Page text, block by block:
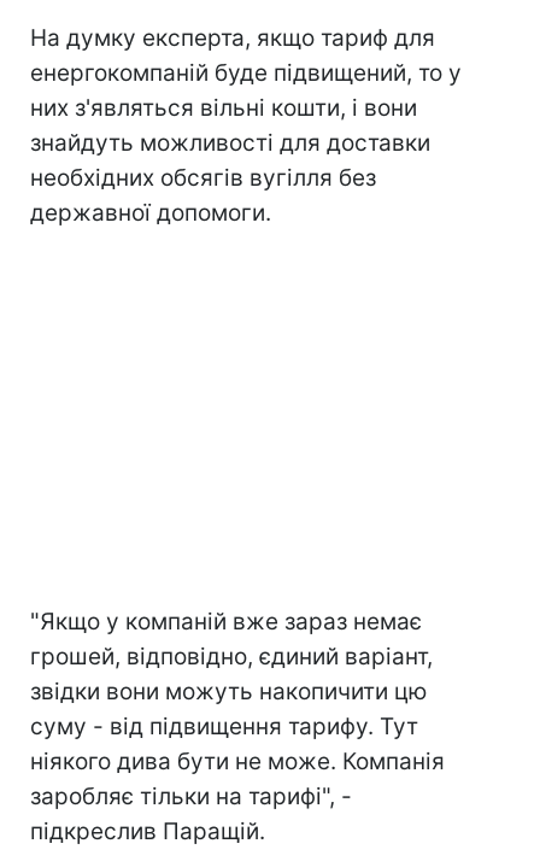
На думку експерта, якщо тариф для
енергокомпаній буде підвищений, то у
них з'являться вільні кошти, і вони
знайдуть можливості для доставки
необхідних обсягів вугілля без
державної допомоги.
"Якщо у компаній вже зараз немає
грошей, відповідно, єдиний варіант,
звідки вони можуть накопичити цю
суму - від підвищення тарифу. Тут
ніякого дива бути не може. Компанія
заробляє тільки на тарифі", -
підкреслив Паращій.